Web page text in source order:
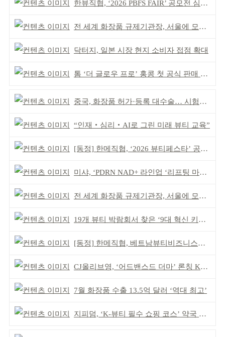
한뷰직협, ‘2026 PBFS FAIR’ 공모전 심사 성료
전 세계 화장품 규제기관장, 서울에 모인다
닥터지, 일본 시장 현지 소비자 접점 확대
톰 ‘더 글로우 프로’ 홍콩 첫 공식 판매 완판
중국, 화장품 허가·등록 대수술… 시험자료 공용 허용
“인재‧심리‧AI로 그린 미래 뷰티 교육”
[동정] 한메직협, ‘2026 뷰티페스타’ 공동 주최
미샤, ‘PDRN NAD+ 라인업 ‘리프팅 마스크’ 출시
전 세계 화장품 규제기관장, 서울에 모인다
19개 뷰티 박람회서 찾은 ‘9대 혁신 키워드’
[동정] 한메직협, 베트남뷰티비즈니스협회와 MOU
CJ올리브영, ‘어드밴스드 더마’ 론칭 K더마 육성 박차
7월 화장품 수출 13.5억 달러 ‘역대 최고’
지피덤, ‘K-뷰티 필수 쇼핑 코스’ 약국 공략